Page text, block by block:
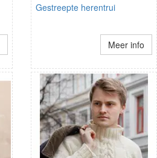
Gestreepte herentrui
Meer info